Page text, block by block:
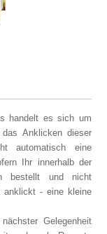
handelt es sich um
Anklicken dieser
automatisch eine
Ihr innerhalb der
bestellt und nicht
anklickt - eine kleine
Gelegenheit